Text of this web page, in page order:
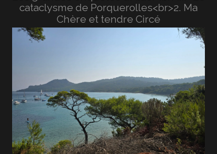
cataclysme de Porquerolles<br>2. Ma
Chère et tendre Circé